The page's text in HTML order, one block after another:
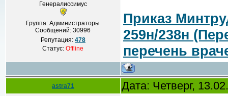
Генералиссимус
Группа: Администраторы
Сообщений:30996
Репутация: 478
Статус:Offline
Приказ
259н/238н
перечень
astra71 Дата: Четверг,